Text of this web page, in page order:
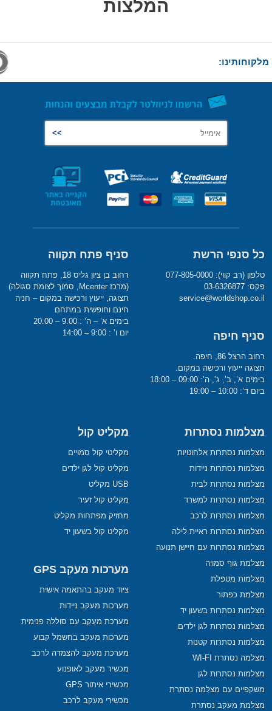
המלצות
מלקוחותינו:
כל סנפי הרשת
טלפון (רב קווי): 077-805-0000
פקס: 03-6326877
service@worldshop.co.il
סניף חיפה
רחוב הרצל 86, חיפה.
תצוגה ייעוץ ורכישה במקום.
בימים א’, ב’, ג’, ה’: 09:00 – 18:00
ביום ד’: 10:00 – 19:00
סניף פתח תקווה
רחוב בן ציון גליס 18, פתח תקווה
(מרכז Mcenter, סמוך לצומת סגולה)
תצוגה, ייעוץ ורכישה במקום – חניה
חינם וחופשית במתחם
בימים א’ – ה’ : 9:00 – 20:00
יום ו’ : 9:00 – 14:00
מצלמות נסתרות
מצלמות נסתרות אלחוטיות
מצלמות נסתרות ניידות
מצלמות נסתרות לבית
מצלמות נסתרות למשרד
מצלמות נסתרות לרכב
מצלמות נסתרות ראיית לילה
מצלמות נסתרות עם חיישן תנועה
מצלמת גוף סמויה
מצלמות מטפלת
מצלמת כפתור
מצלמות נסתרות בשעון יד
מצלמות נסתרות לגן ילדים
מצלמות נסתרות קטנות
מצלמה נסתרת WI-FI
מצלמות נסתרות לגן
משקפיים עם מצלמה נסתרת
מצלמת מעקב נסתרת
מקליט קול
מקליטי קול סמויים
מקליט קול לגן ילדים
USB מקליט
מקליט קול זעיר
מחזיק מפתחות מקליט
מקליט קול בשעון יד
מערכות מעקב GPS
ציוד מעקב בהתאמה אישית
מערכות מעקב ניידות
מערכת מעקב עם סוללה פנימית
מערכות מעקב בחשמל קבוע
מערכת מעקב להצמדה לרכב
מכשיר מעקב לאופנוע
מכשירי איתור GPS
מכשירי מעקב לרכב